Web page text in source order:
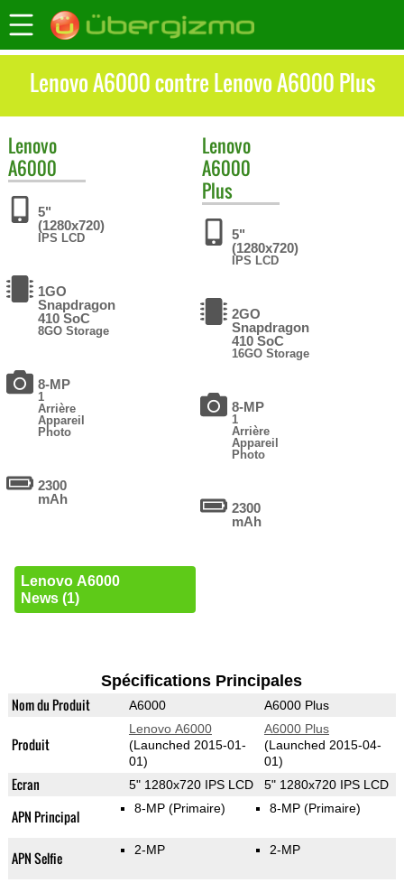
Lenovo A6000 contre Lenovo A6000 Plus
Lenovo
A6000
5"
(1280x720)
IPS LCD
1GO
Snapdragon
410 SoC
8GO Storage
8-MP
1
Arrière
Appareil
Photo
2300
mAh
Lenovo A6000
News (1)
Lenovo
A6000
Plus
5"
(1280x720)
IPS LCD
2GO
Snapdragon
410 SoC
16GO Storage
8-MP
1
Arrière
Appareil
Photo
2300
mAh
Spécifications Principales
Nom du Produit A6000 A6000 Plus
Produit
Lenovo A6000
(Launched 2015-01-
01)
A6000 Plus
(Launched 2015-04-
01)
Ecran 5" 1280x720 IPS LCD 5" 1280x720 IPS LCD
APN Principal 8-MP (Primaire) 8-MP (Primaire)
APN Selfie 2-MP 2-MP